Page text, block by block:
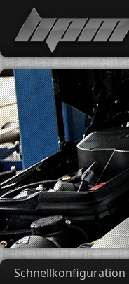
Schnellkonfiguration